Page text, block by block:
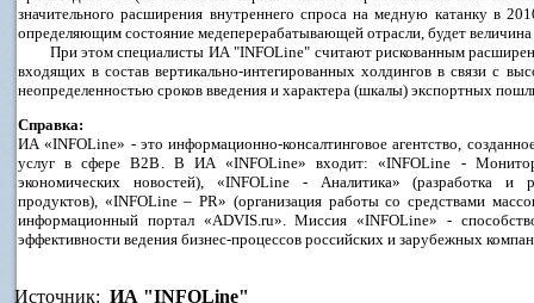
значительного расширения внутреннего спроса на медную катанку в
определяющим состояние медеперерабатывающей отрасли, будет
При этом специалисты ИА "INFOLine" считают рискованным
входящих в состав вертикально-интегированных холдингов в связи с
неопределенностью сроков введения и характера (шкалы) экспортных
Справка:
ИА «INFOLine» - это информационно-консалтинговое агентство,
услуг в сфере B2B. В ИА «INFOLine» входит: «INFOLine -
экономических новостей), «INFOLine - Аналитика» (разработка и
продуктов), «INFOLine – PR» (организация работы со средствами
информационный портал «ADVIS.ru». Миссия «INFOLine» -
эффективности ведения бизнес-процессов российских и зарубежных
Источник: ИА "INFOLine"